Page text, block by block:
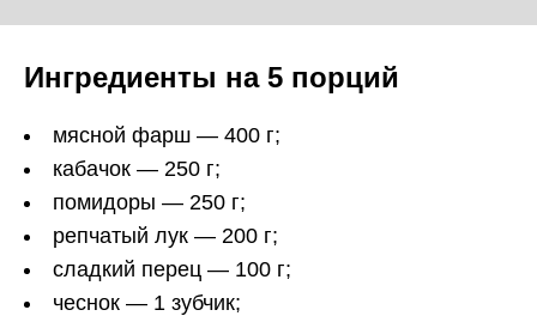
Ингредиенты на 5 порций
мясной фарш — 400 г;
кабачок — 250 г;
помидоры — 250 г;
репчатый лук — 200 г;
сладкий перец — 100 г;
чеснок — 1 зубчик;